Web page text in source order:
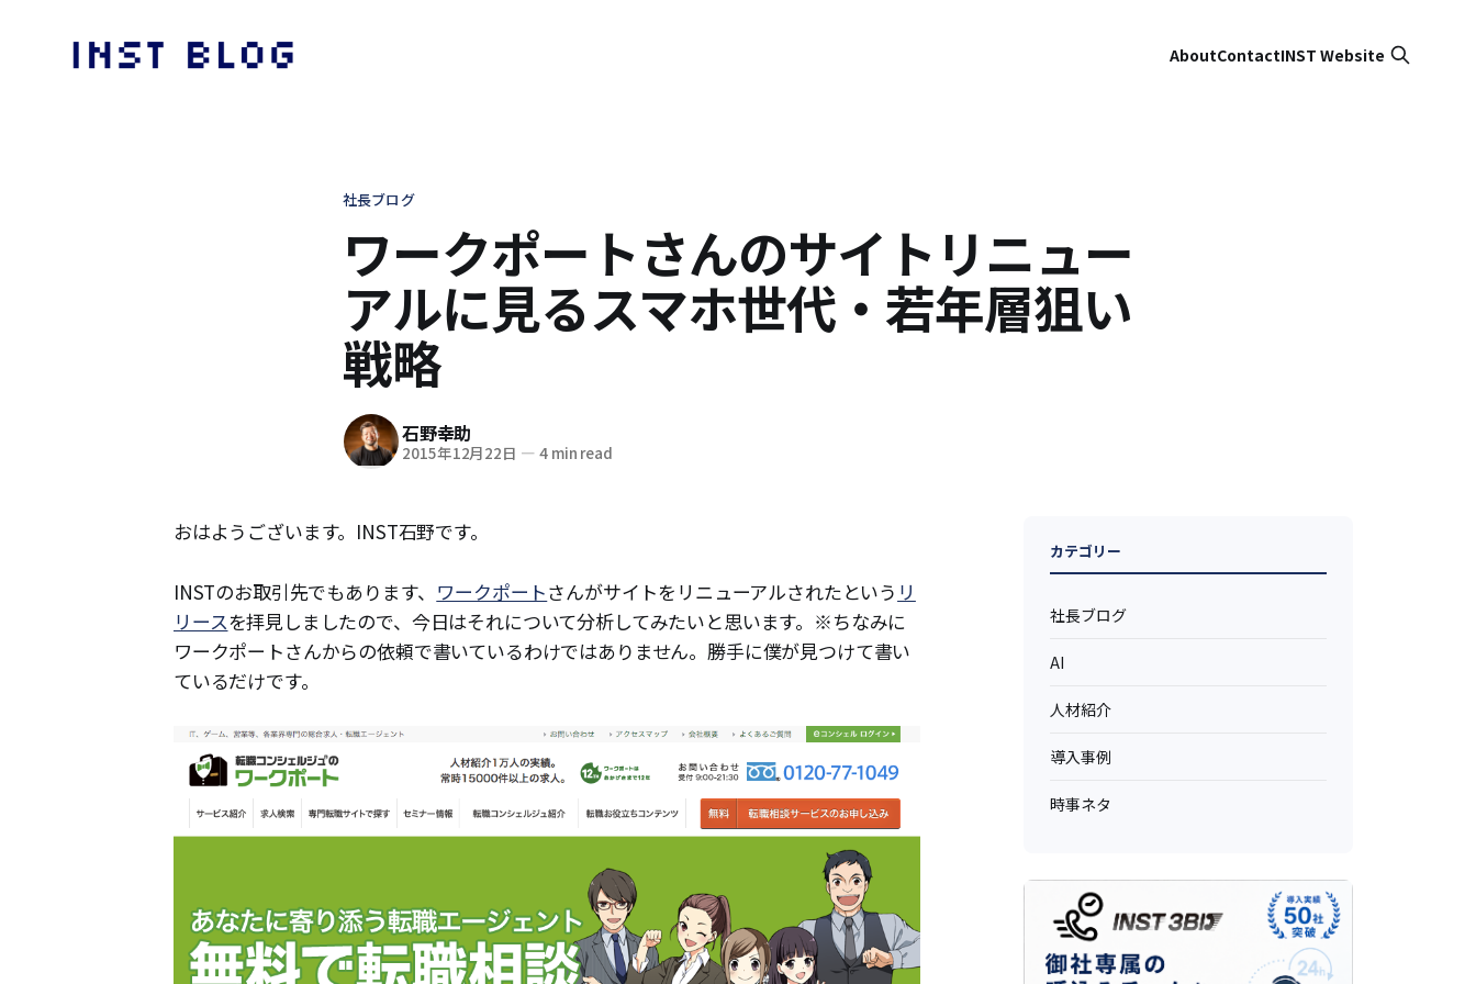
AboutContactINST Website
社長ブログ
ワークポートさんのサイトリニュー
アルに見るスマホ世代・若年層狙い
戦略
石野幸助
2015年12月22日 — 4 min read
おはようございます。INST石野です。
INSTのお取引先でもあります、 ワークポートさんがサイトをリニューアルされたという リ
リースを拝見しましたので、今日はそれについて分析してみたいと思います。※ちなみに
ワークポートさんからの依頼で書いているわけではありません。勝手に僕が見つけて書い
ているだけです。
カテゴリー
社長ブログ
AI
人材紹介
導入事例
時事ネタ